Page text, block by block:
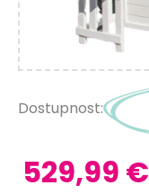
Dostupnost:
529,99 €